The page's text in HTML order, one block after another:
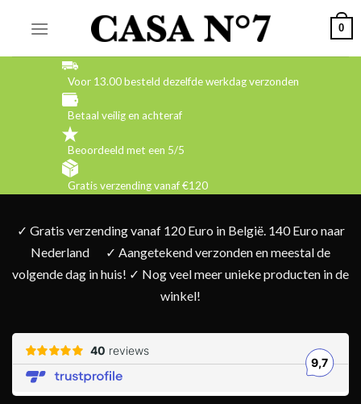
0
Voor 13.00 besteld dezelfde werkdag verzonden
Betaal veilig en achteraf
Beoordeeld met een 5/5
Gratis verzending vanaf €120
✓ Gratis verzending vanaf 120 Euro in België. 140 Euro naar
Nederland
✓ Aangetekend verzonden en meestal de
volgende dag in huis! ✓ Nog veel meer unieke producten in de
winkel!